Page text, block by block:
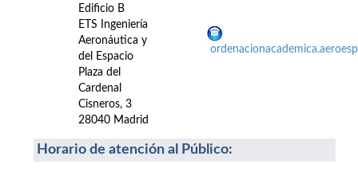
Edificio B
ETS Ingeniería
Aeronáutica y
del Espacio
Plaza del
Cardenal
Cisneros, 3
28040 Madrid
Horario de atención al Público: